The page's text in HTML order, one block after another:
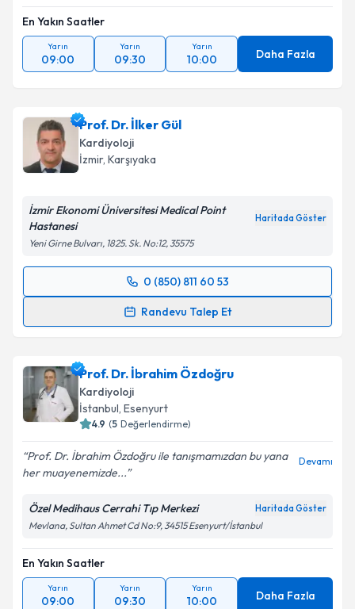
En Yakın Saatler
Yarın
09:00
Yarın
09:30
Yarın
10:00 Daha Fazla
Prof. Dr. İlker Gül
Kardiyoloji
İzmir, Karşıyaka
İzmir Ekonomi Üniversitesi Medical Point
Hastanesi
Haritada Göster
Yeni Girne Bulvarı, 1825. Sk. No:12, 35575
0 (850) 811 60 53
Randevu Talep Et
Randevu Takvimi Talebi
takvim hazırlandığında e-posta ile bilgilendireceğiz.
E-posta Adresiniz
kapsamda işlenmesini kabul ediyorum.
Prof. Dr. İbrahim Özdoğru
Kardiyoloji
İstanbul, Esenyurt
4.9 (5 Değerlendirme)
Prof. Dr. İbrahim Özdoğru ile tanışmamızdan bu yana
her muayenemizde...
Devamı
Özel Medihaus Cerrahi Tıp Merkezi Haritada Göster
Mevlana, Sultan Ahmet Cd No:9, 34515 Esenyurt/İstanbul
En Yakın Saatler
Yarın
09:00
Yarın
09:30
Yarın
10:00 Daha Fazla